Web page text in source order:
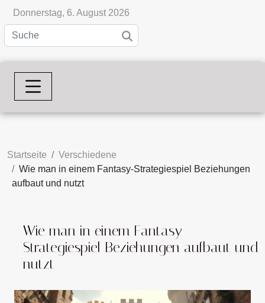
Donnerstag, 6. August 2026
Startseite
Verschiedene
Wie man in einem Fantasy-Strategiespiel Beziehungen
aufbaut und nutzt
Wie man in einem Fantasy-
Strategiespiel Beziehungen aufbaut und
nutzt